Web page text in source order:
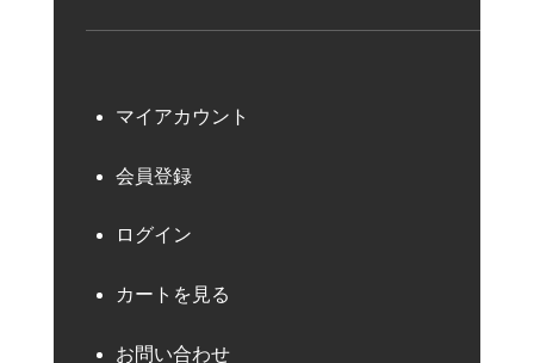
マイアカウント
会員登録
ログイン
カートを見る
お問い合わせ